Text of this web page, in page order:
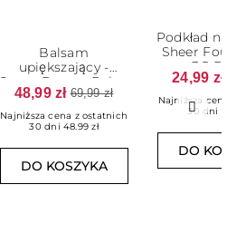
Balsam
upiększający -
Green Beauty Balm:
CALMING EFFECT
48,99 zł 69,99 zł
Najniższa cena z ostatnich
30 dni 48.99 zł
DO KOSZYKA
Podkład
Sheer
3.5
24,99 zł
Najniższa
30 dni
DO